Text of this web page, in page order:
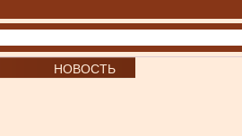
НОВОСТЬ